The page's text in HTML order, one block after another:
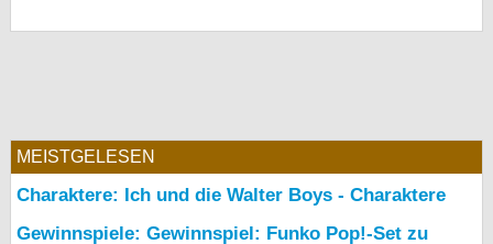
MEISTGELESEN
Charaktere: Ich und die Walter Boys - Charaktere
Gewinnspiele: Gewinnspiel: Funko Pop!-Set zu